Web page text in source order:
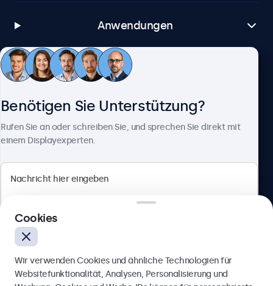
Anwendungen
Kundenservice
Berliner Allee 59, 40212 Düsseldorf, Deutschland
Deutsch
Benötigen Sie Unterstützung?
Rufen Sie an oder schreiben Sie, und sprechen Sie direkt mit
einem Displayexperten.
Cookies
Wir verwenden Cookies und ähnliche Technologien für
Websitefunktionalität, Analysen, Personalisierung und